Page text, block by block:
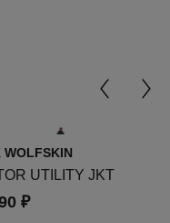
WOLFSKIN
UTILITY JKT
₽